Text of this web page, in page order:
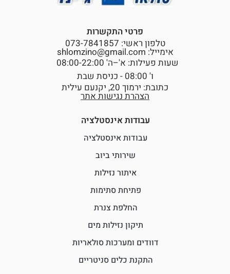
פרטי התקשרות
טלפון ראשי: 073-7841857
אימייל: shlomzino@gmail.com
שעות פעילות: א'–ה' 08:00-22:00
ו' 08:00 - כניסת שבת
כתובת: ירמוך 20, יקנעם עילית
הצהרת נגישות אתר
עבודות אינסטלציה
עבודות אינסטלציה
שירותי ביוב
איתור נזילות
פתיחת סתימות
החלפת צנרת
תיקון נזילות מים
דוודים ומערכות סולאריות
התקנת כלים סניטריים